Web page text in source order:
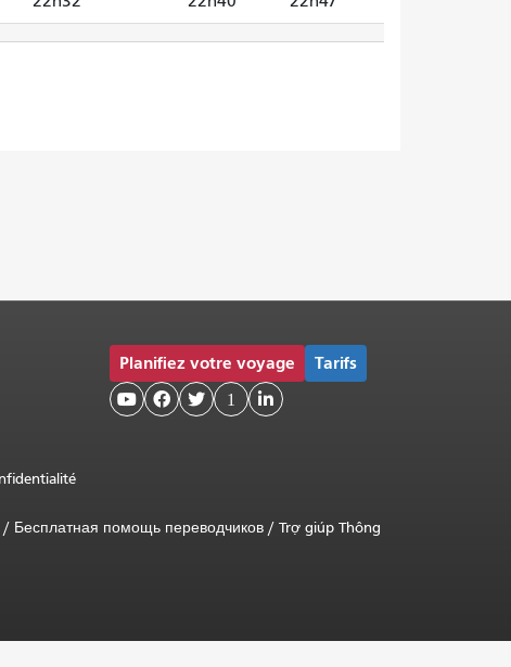
Planifiez votre voyage Tarifs
   1 
/ Бесплатная помощь переводчиков / Trợ giúp Thông